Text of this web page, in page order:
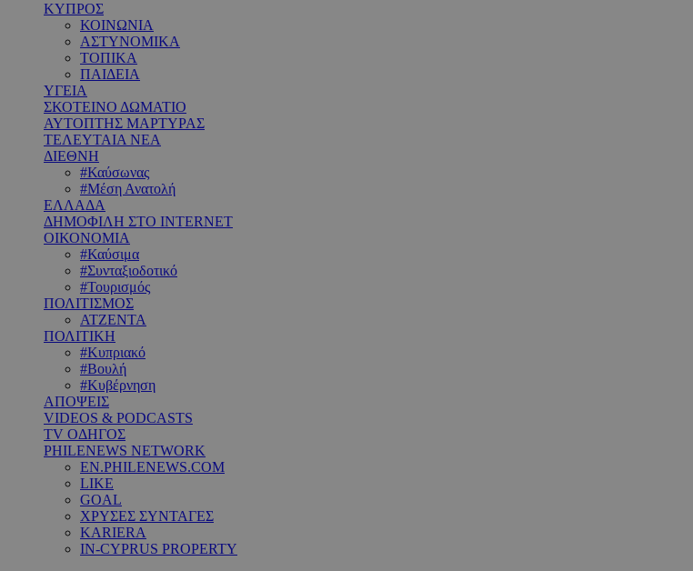
ΚΥΠΡΟΣ
ΚΟΙΝΩΝΙΑ
ΑΣΤΥΝΟΜΙΚΑ
ΤΟΠΙΚΑ
ΠΑΙΔΕΙΑ
ΥΓΕΙΑ
ΣΚΟΤΕΙΝΟ ΔΩΜΑΤΙΟ
ΑΥΤΟΠΤΗΣ ΜΑΡΤΥΡΑΣ
ΤΕΛΕΥΤΑΙΑ ΝΕΑ
ΔΙΕΘΝΗ
#Καύσωνας
#Μέση Ανατολή
ΕΛΛΑΔΑ
ΔΗΜΟΦΙΛΗ ΣΤΟ INTERNET
ΟΙΚΟΝΟΜΙΑ
#Καύσιμα
#Συνταξιοδοτικό
#Τουρισμός
ΠΟΛΙΤΙΣΜΟΣ
ΑΤΖΕΝΤΑ
ΠΟΛΙΤΙΚΗ
#Κυπριακό
#Βουλή
#Κυβέρνηση
ΑΠΟΨΕΙΣ
VIDEOS & PODCASTS
TV ΟΔΗΓΟΣ
PHILENEWS NETWORK
EN.PHILENEWS.COM
LIKE
GOAL
ΧΡΥΣΕΣ ΣΥΝΤΑΓΕΣ
KARIERA
IN-CYPRUS PROPERTY